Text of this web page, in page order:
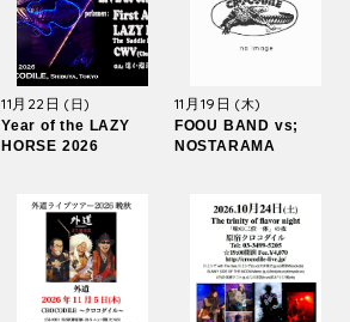
11月22日(日)
Year of the LAZY
HORSE 2026
11月19日 (木)
FOOU BAND vs;
NOSTARAMA